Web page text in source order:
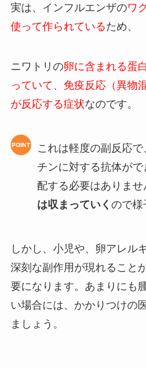
実は、インフルエンザのワ
使って作られているため、
ニワトリの卵に含まれる蛋
っていて、免疫反応（異物
が反応する症状なのです。
これは軽度の副反応
チンに対する抗体が
配する必要はありませ
は収まっていく ので様
しかし、小児や、卵アレル
深刻な副作用が現れること
要になります。あまりにも
い場合には、かかりつけの
ましょう。